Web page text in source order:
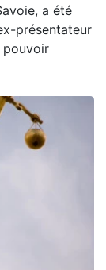
a été
présentateur
pouvoir